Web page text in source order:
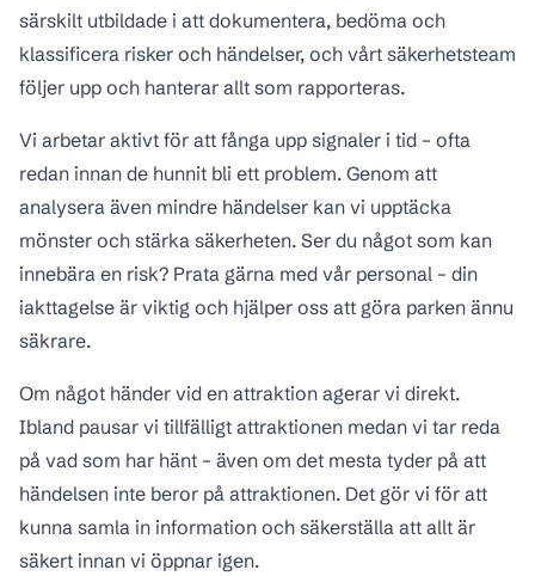
särskilt utbildade i att dokumentera, bedöma och
klassificera risker och händelser, och vårt säkerhetsteam
följer upp och hanterar allt som rapporteras.
Vi arbetar aktivt för att fånga upp signaler i tid – ofta
redan innan de hunnit bli ett problem. Genom att
analysera även mindre händelser kan vi upptäcka
mönster och stärka säkerheten. Ser du något som kan
innebära en risk? Prata gärna med vår personal – din
iakttagelse är viktig och hjälper oss att göra parken ännu
säkrare.
Om något händer vid en attraktion agerar vi direkt.
Ibland pausar vi tillfälligt attraktionen medan vi tar reda
på vad som har hänt – även om det mesta tyder på att
händelsen inte beror på attraktionen. Det gör vi för att
kunna samla in information och säkerställa att allt är
säkert innan vi öppnar igen.